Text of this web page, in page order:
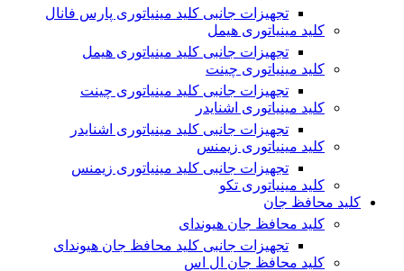
تجهیزات جانبی کلید مینیاتوری پارس فانال
کلید مینیاتوری هیمل
تجهیزات جانبی کلید مینیاتوری هیمل
کلید مینیاتوری چینت
تجهیزات جانبی کلید مینیاتوری چینت
کلید مینیاتوری اشنایدر
تجهیزات جانبی کلید مینیاتوری اشنایدر
کلید مینیاتوری زیمنس
تجهیزات جانبی کلید مینیاتوری زیمنس
کلید مینیاتوری تکو
کلید محافظ جان
کلید محافظ جان هیوندای
تجهیزات جانبی کلید محافظ جان هیوندای
کلید محافظ جان ال اس